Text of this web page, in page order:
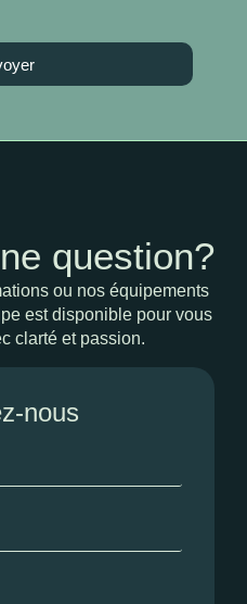
question?
ou nos équipements
est disponible pour vous
clarté et passion.
nous